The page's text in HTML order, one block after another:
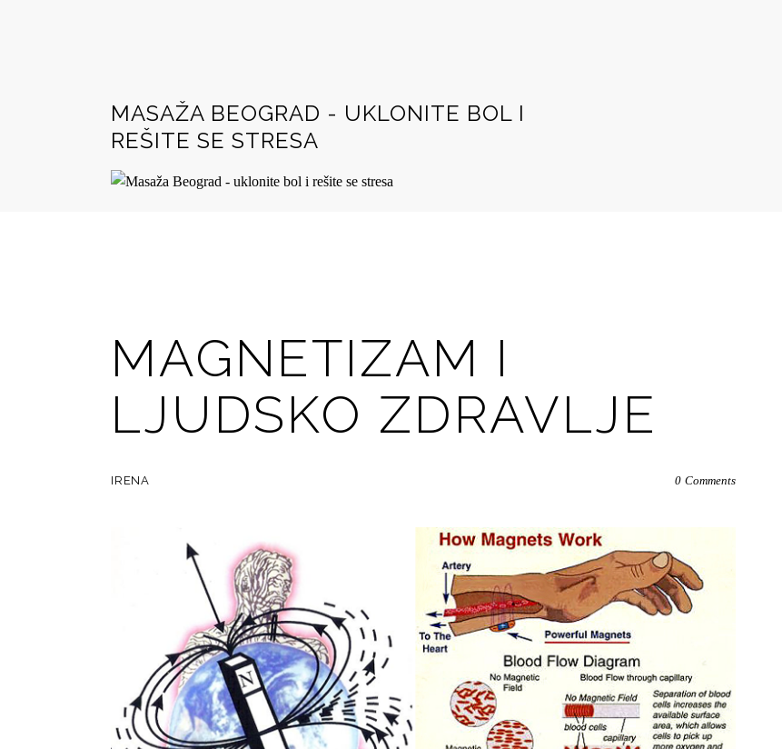
MASAŽA BEOGRAD - UKLONITE BOL I
REŠITE SE STRESA
MAGNETIZAM I
LJUDSKO ZDRAVLJE
IRENA 0 Comments